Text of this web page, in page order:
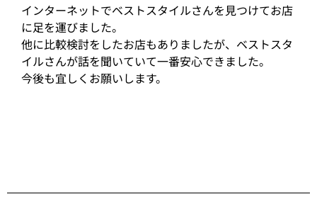
インターネットでベストスタイルさんを見つけてお店
に足を運びました。
他に比較検討をしたお店もありましたが、ベストスタ
イルさんが話を聞いていて一番安心できました。
今後も宜しくお願いします。